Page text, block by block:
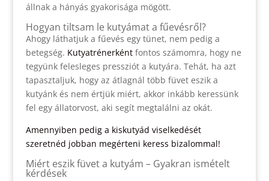
állnak a hányás gyakorisága mögött.
Hogyan tiltsam le kutyámat a fűevésről?
Ahogy láthatjuk a fűevés egy tünet, nem pedig a
betegség. Kutyatrénerkéntfontos számomra, hogy ne
tegyünk felesleges pressziót a kutyára. Tehát, ha azt
tapasztaljuk, hogy az átlagnál több füvet eszik a
kutyánk és nem értjük miért, akkor inkább keressünk
fel egy állatorvost, aki segít megtalálni az okát.
Amennyiben pedig a kiskutyád viselkedését
szeretnéd jobban megérteni keress bizalommal!
Miért eszik füvet a kutyám – Gyakran ismételt
kérdések